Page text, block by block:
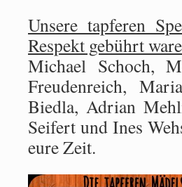
Unsere tapferen
Respekt gebührt
Michael Schoch,
Freudenreich,
Biedla, Adrian
Seifert und Ines
eure Zeit.